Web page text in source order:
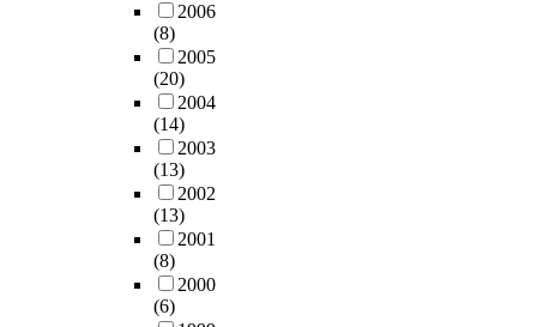
2006
(8)
2005
(20)
2004
(14)
2003
(13)
2002
(13)
2001
(8)
2000
(6)